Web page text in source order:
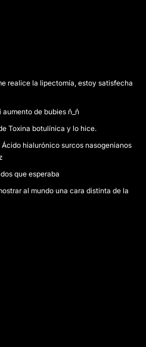
realice la lipectomía, estoy satisfecha
de bubies ñ_ñ
Toxina botulínica y lo hice.
hialurónico surcos nasogenianos
que esperaba
al mundo una cara distinta de la